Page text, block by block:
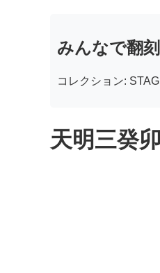
みんなで翻
コレクション:
天明三癸